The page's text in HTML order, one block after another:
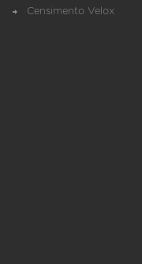
Censimento Velox